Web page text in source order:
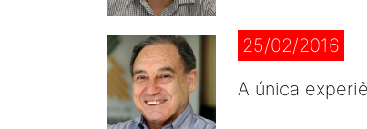
25/02/2016
A única